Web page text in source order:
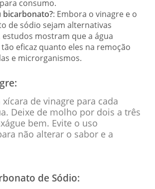
consumo.
bicarbonato?: Embora o vinagre e o
de sódio sejam alternativas
mostram que a água
eficaz quanto eles na remoção
e microrganismos.
de vinagre para cada
Deixe de molho por dois a três
bem. Evite o uso
não alterar o sabor e a
de Sódio: